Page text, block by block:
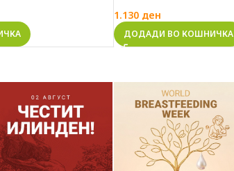
1.130 ден
ДОДАДИ ВО КОШНИЧКА